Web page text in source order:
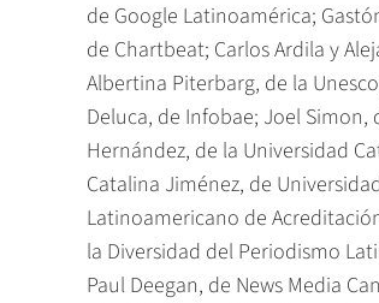
de Google Latinoamérica;
de Chartbeat; Carlos Ardila y
Albertina Piterbarg, de la
Deluca, de Infobae; Joel
Hernández, de la Universidad
Catalina Jiménez, de
Latinoamericano de
la Diversidad del Periodismo
Paul Deegan, de News Media